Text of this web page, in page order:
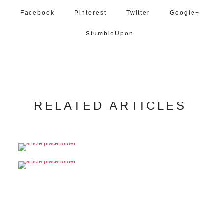
Facebook Pinterest Twitter Google+
StumbleUpon
RELATED ARTICLES